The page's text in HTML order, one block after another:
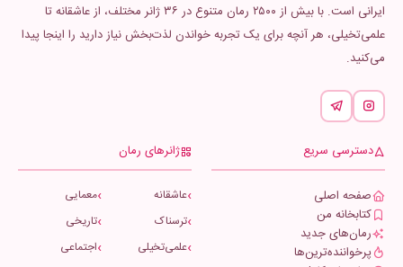
ایرانی است. با بیش از ۲۵۰۰ رمان متنوع در ۳۶ ژانر مختلف، از عاشقانه تا
علمی‌تخیلی، هر آنچه برای یک تجربه خواندن لذت‌بخش نیاز دارید را اینجا پیدا
می‌کنید.
دسترسی سریع
صفحه اصلی
کتابخانه من
رمان‌های جدید
پرخواننده‌ترین‌ها
ژانرهای رمان
عاشقانه
معمایی
ترسناک
تاریخی
علمی‌تخیلی
اجتماعی